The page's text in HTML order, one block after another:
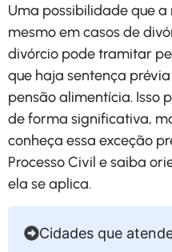
Uma possibilidade que
mesmo em casos de
divórcio pode tramitar
que haja sentença
pensão alimentícia. Isso
de forma significativa,
conheça essa exceção
Processo Civil e saiba
ela se aplica.
Cidades que